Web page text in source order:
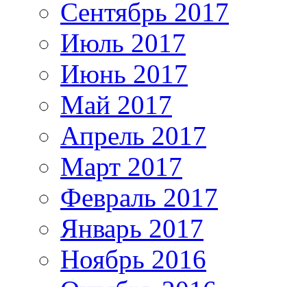
Сентябрь 2017
Июль 2017
Июнь 2017
Май 2017
Апрель 2017
Март 2017
Февраль 2017
Январь 2017
Ноябрь 2016